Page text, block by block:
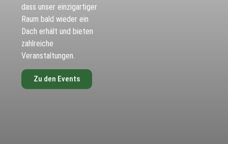
dass unser einzigartiger
Raum bald wieder ein
Dach erhält und bieten
zahlreiche
Veranstaltungen.
Zu den Events